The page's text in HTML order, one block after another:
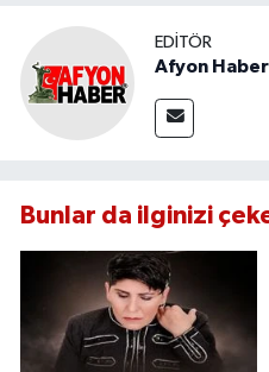
EDITÖR
Afyon Haber
Bunlar da ilginizi